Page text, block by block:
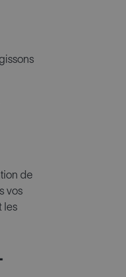
de
vos
les